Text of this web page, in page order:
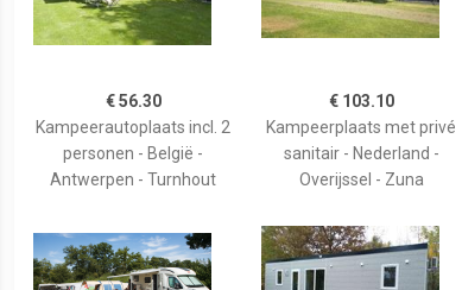
€ 56.30
Kampeerautoplaats incl. 2
personen - België -
Antwerpen - Turnhout
€ 103.10
Kampeerplaats met privé
sanitair - Nederland -
Overijssel - Zuna